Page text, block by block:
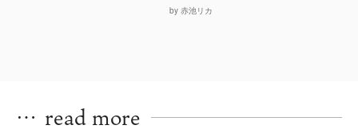
by 赤池リカ
… read more